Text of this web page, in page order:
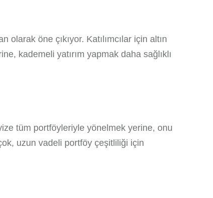
öne çıkıyor. Katılımcılar için altın
kademeli yatırım yapmak daha sağlıklı
tüm portföyleriyle yönelmek yerine, onu
uzun vadeli portföy çeşitliliği için